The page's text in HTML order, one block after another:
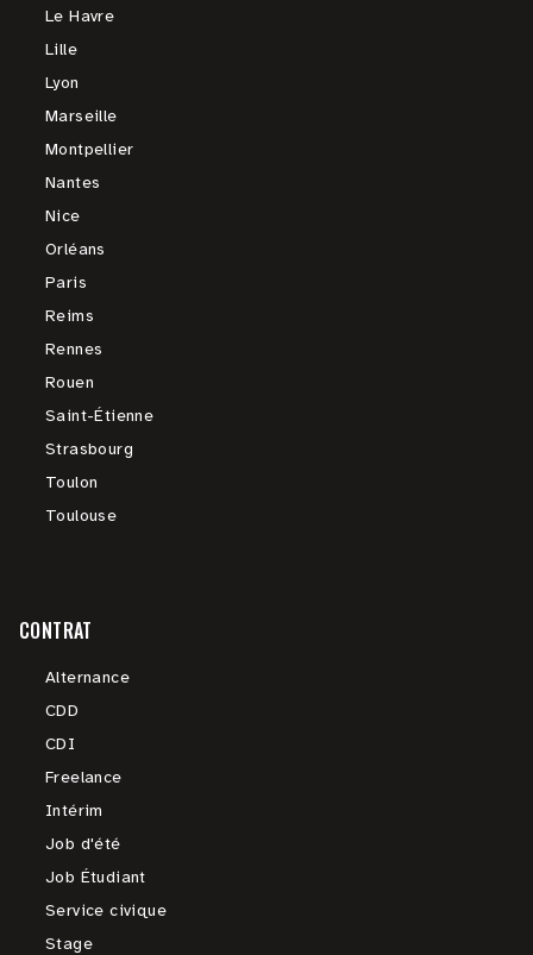
Le Havre
Lille
Lyon
Marseille
Montpellier
Nantes
Nice
Orléans
Paris
Reims
Rennes
Rouen
Saint-Étienne
Strasbourg
Toulon
Toulouse
CONTRAT
Alternance
CDD
CDI
Freelance
Intérim
Job d'été
Job Étudiant
Service civique
Stage